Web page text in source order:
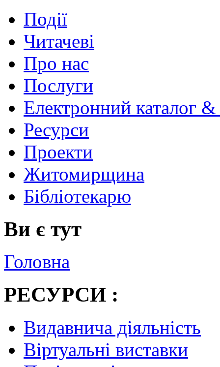
Події
Читачеві
Про нас
Послуги
Електронний каталог
Ресурси
Проекти
Житомирщина
Бібліотекарю
Ви є тут
Головна
РЕСУРСИ :
Видавнича діяльність
Віртуальні виставки